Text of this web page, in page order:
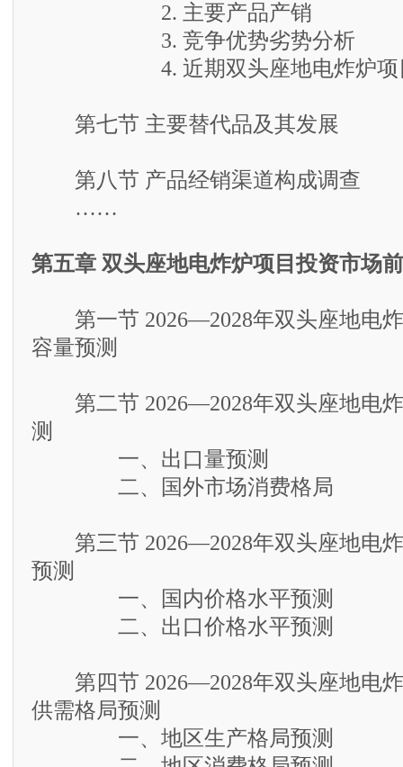
2. 主要产品产销
3. 竞争优势劣势分析
4. 近期双头座地电炸炉项目
第七节 主要替代品及其发展
第八节 产品经销渠道构成调查
……
第五章 双头座地电炸炉项目投资市场
第一节 2026—2028年双头座地电炸
容量预测
第二节 2026—2028年双头座地电炸
测
一、出口量预测
二、国外市场消费格局
第三节 2026—2028年双头座地电炸
预测
一、国内价格水平预测
二、出口价格水平预测
第四节 2026—2028年双头座地电炸
供需格局预测
一、地区生产格局预测